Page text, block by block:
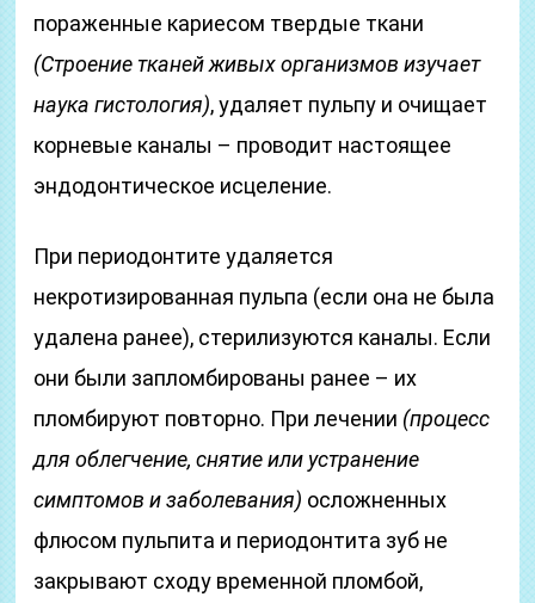
пораженные кариесом твердые ткани
(Строение тканей живых организмов изучает
наука гистология), удаляет пульпу и очищает
корневые каналы – проводит настоящее
эндодонтическое исцеление.
При периодонтите удаляется
некротизированная пульпа (если она не была
удалена ранее), стерилизуются каналы. Если
они были запломбированы ранее – их
пломбируют повторно. При лечении (процесс
для облегчение, снятие или устранение
симптомов и заболевания) осложненных
флюсом пульпита и периодонтита зуб не
закрывают сходу временной пломбой,